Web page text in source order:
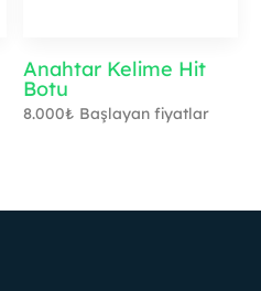
Anahtar Kelime Hit
Botu
8.000₺ Başlayan fiyatlar